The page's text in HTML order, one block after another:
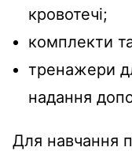
кровотечі;
комплекти
тренажери
надання
Для навчання